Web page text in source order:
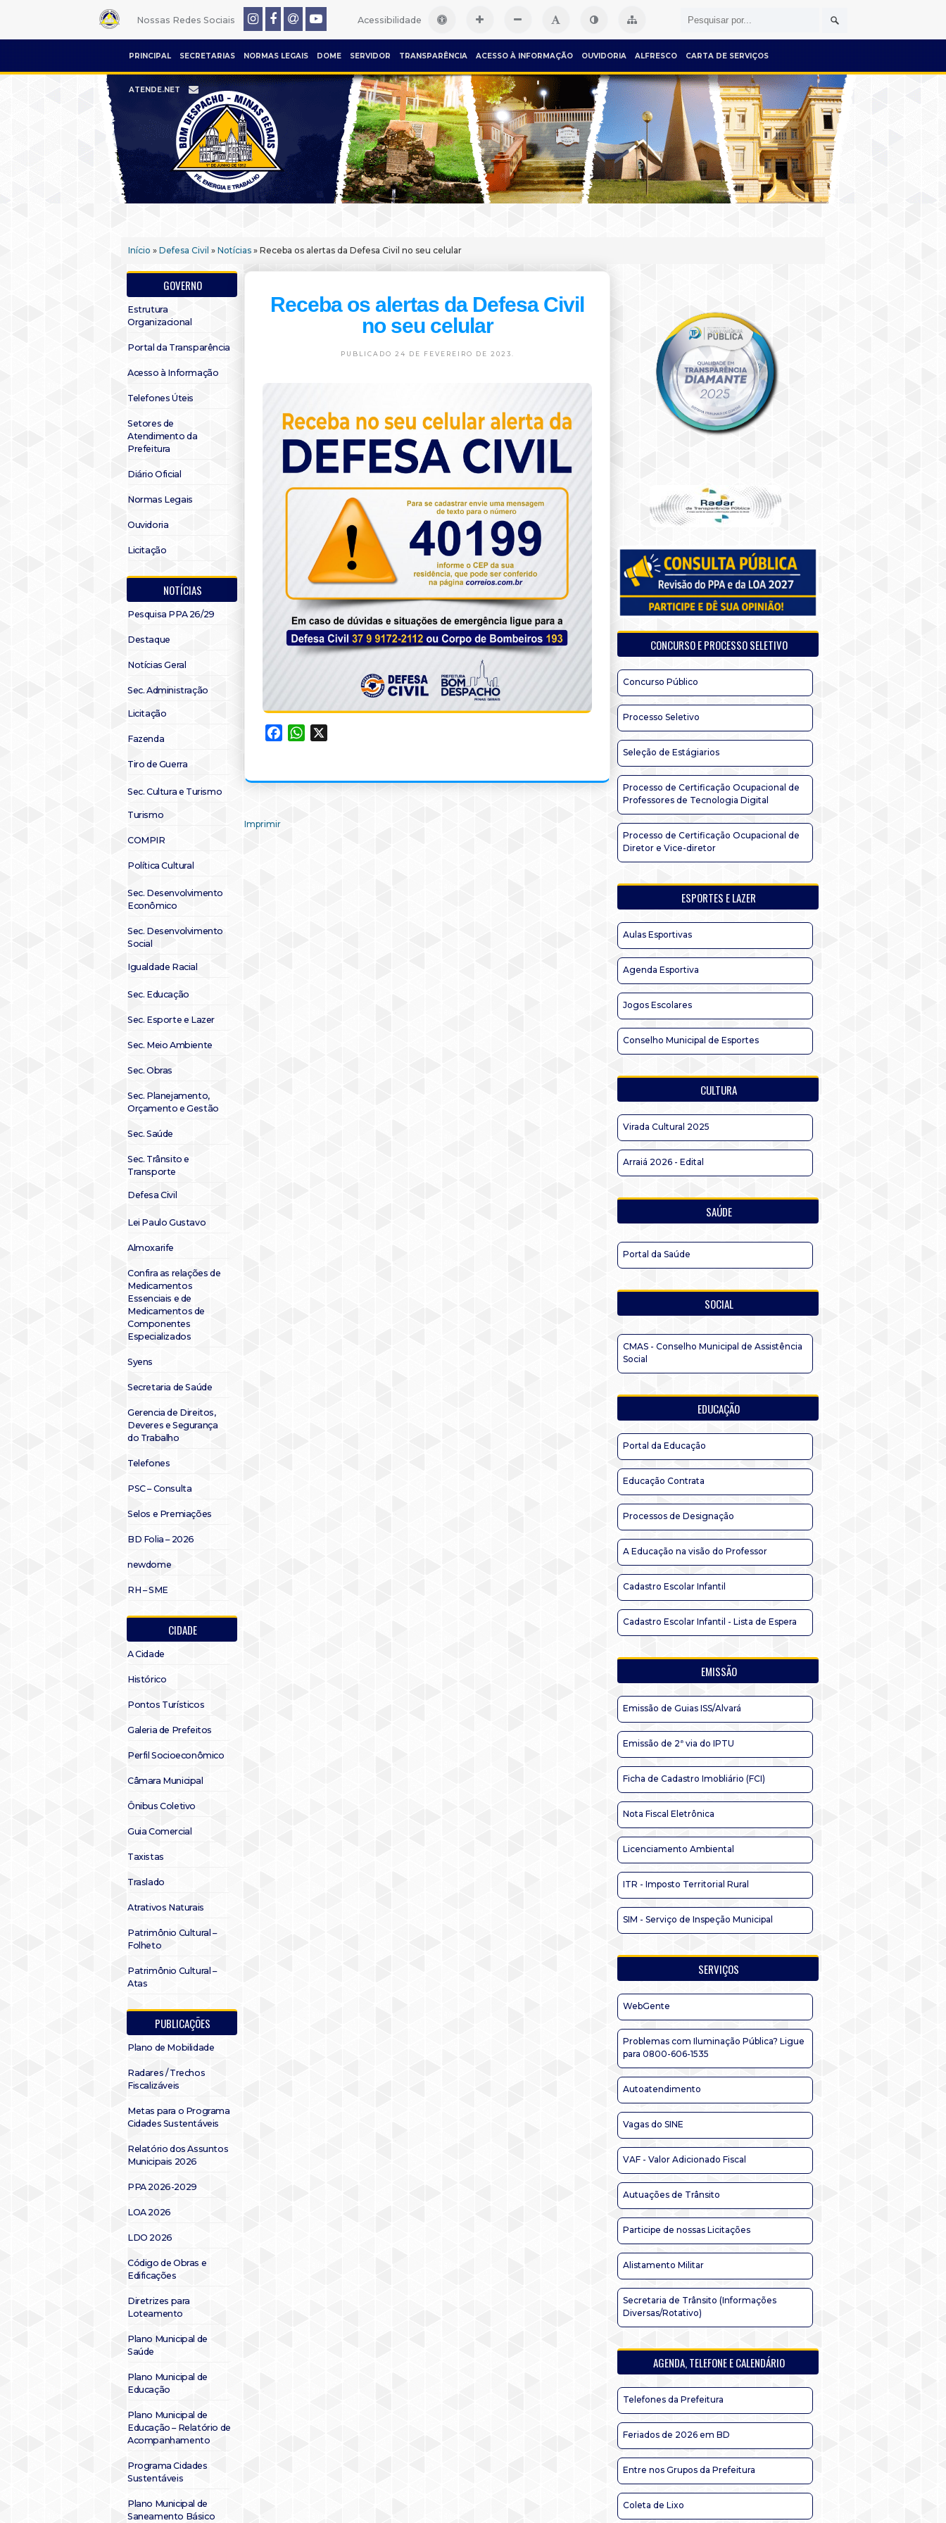
Nossas Redes Sociais Acessibilidade
PRINCIPAL SECRETARIAS NORMAS LEGAIS DOME SERVIDOR TRANSPARÊNCIA ACESSO À INFORMAÇÃO OUVIDORIA ALFRESCO CARTA DE SERVIÇOS
ATENDE.NET
Início » Defesa Civil » Notícias » Receba os alertas da Defesa Civil no seu celular
GOVERNO
Estrutura
Organizacional
Portal da Transparência
Acesso à Informação
Telefones Úteis
Setores de
Atendimento da
Prefeitura
Diário Oficial
Normas Legais
Ouvidoria
Licitação
NOTÍCIAS
Pesquisa PPA 26/29
Destaque
Notícias Geral
Sec. Administração
Licitação
Fazenda
Tiro de Guerra
Sec. Cultura e Turismo
Turismo
COMPIR
Política Cultural
Sec. Desenvolvimento
Econômico
Sec. Desenvolvimento
Social
Igualdade Racial
Sec. Educação
Sec. Esporte e Lazer
Sec. Meio Ambiente
Sec. Obras
Sec. Planejamento,
Orçamento e Gestão
Sec. Saúde
Sec. Trânsito e
Transporte
Defesa Civil
Lei Paulo Gustavo
Almoxarife
Confira as relações de
Medicamentos
Essenciais e de
Medicamentos de
Componentes
Especializados
Syens
Secretaria de Saúde
Gerencia de Direitos,
Deveres e Segurança
do Trabalho
Telefones
PSC – Consulta
Selos e Premiações
BD Folia – 2026
newdome
RH – SME
CIDADE
A Cidade
Histórico
Pontos Turísticos
Galeria de Prefeitos
Perfil Socioeconômico
Câmara Municipal
Ônibus Coletivo
Guia Comercial
Taxistas
Traslado
Atrativos Naturais
Patrimônio Cultural –
Folheto
Patrimônio Cultural –
Atas
PUBLICAÇÕES
Plano de Mobilidade
Radares / Trechos
Fiscalizáveis
Metas para o Programa
Cidades Sustentáveis
Relatório dos Assuntos
Municipais 2026
PPA 2026-2029
LOA 2026
LDO 2026
Código de Obras e
Edificações
Diretrizes para
Loteamento
Plano Municipal de
Saúde
Plano Municipal de
Educação
Plano Municipal de
Educação – Relatório de
Acompanhamento
Programa Cidades
Sustentáveis
Plano Municipal de
Saneamento Básico
Receba os alertas da Defesa Civil
no seu celular
PUBLICADO 24 DE FEVEREIRO DE 2023.
FacebookWhatsApp
Imprimir
CONCURSO E PROCESSO SELETIVO
Concurso Público
Processo Seletivo
Seleção de Estágiarios
Processo de Certificação Ocupacional de
Professores de Tecnologia Digital
Processo de Certificação Ocupacional de
Diretor e Vice-diretor
ESPORTES E LAZER
Aulas Esportivas
Agenda Esportiva
Jogos Escolares
Conselho Municipal de Esportes
CULTURA
Virada Cultural 2025
Arraiá 2026 - Edital
SAÚDE
Portal da Saúde
SOCIAL
CMAS - Conselho Municipal de Assistência
Social
EDUCAÇÃO
Portal da Educação
Educação Contrata
Processos de Designação
A Educação na visão do Professor
Cadastro Escolar Infantil
Cadastro Escolar Infantil - Lista de Espera
EMISSÃO
Emissão de Guias ISS/Alvará
Emissão de 2ª via do IPTU
Ficha de Cadastro Imobliário (FCI)
Nota Fiscal Eletrônica
Licenciamento Ambiental
ITR - Imposto Territorial Rural
SIM - Serviço de Inspeção Municipal
SERVIÇOS
WebGente
Problemas com Iluminação Pública? Ligue
para 0800-606-1535
Autoatendimento
Vagas do SINE
VAF - Valor Adicionado Fiscal
Autuações de Trânsito
Participe de nossas Licitações
Alistamento Militar
Secretaria de Trânsito (Informações
Diversas/Rotativo)
AGENDA, TELEFONE E CALENDÁRIO
Telefones da Prefeitura
Feriados de 2026 em BD
Entre nos Grupos da Prefeitura
Coleta de Lixo